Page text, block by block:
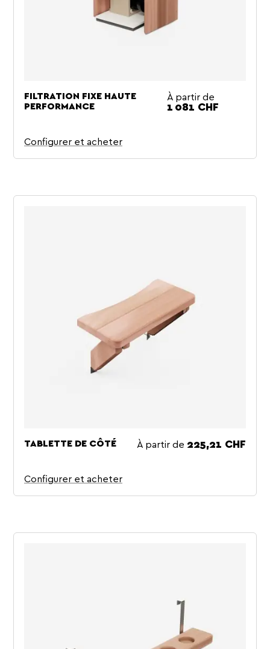
FILTRATION FIXE HAUTE
PERFORMANCE
Prix
À partir de
1 081 CHF
Configurer et acheter
TABLETTE DE CÔTÉ Prix
À partir de 225,21 CHF
Configurer et acheter